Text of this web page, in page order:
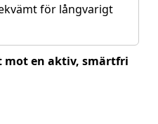
för långvarigt
mot en aktiv, smärtfri